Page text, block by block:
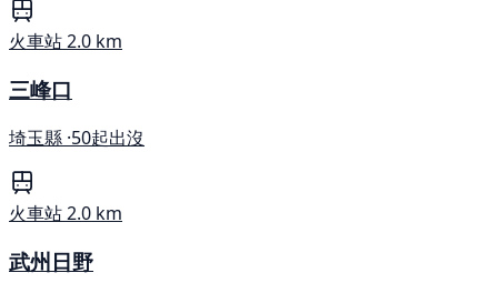
火車站2.0 km
三峰口
埼玉縣 ·50起出沒
火車站2.0 km
武州日野